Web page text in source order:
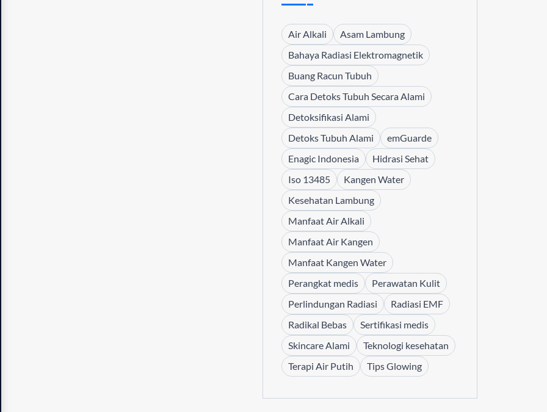
Air Alkali
Asam Lambung
Bahaya Radiasi Elektromagnetik
Buang Racun Tubuh
Cara Detoks Tubuh Secara Alami
Detoksifikasi Alami
Detoks Tubuh Alami
emGuarde
Enagic Indonesia
Hidrasi Sehat
Iso 13485
Kangen Water
Kesehatan Lambung
Manfaat Air Alkali
Manfaat Air Kangen
Manfaat Kangen Water
Perangkat medis
Perawatan Kulit
Perlindungan Radiasi
Radiasi EMF
Radikal Bebas
Sertifikasi medis
Skincare Alami
Teknologi kesehatan
Terapi Air Putih
Tips Glowing